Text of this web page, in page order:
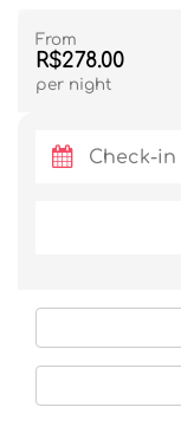
From
R$278.00
per night